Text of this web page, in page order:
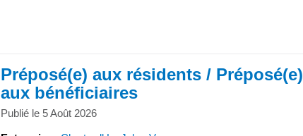
Préposé(e) aux résidents / Préposé(e)
aux bénéficiaires
Publié le 5 Août 2026